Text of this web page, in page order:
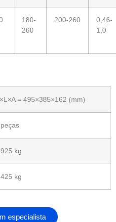
180-
260
200-260
0,46-
1,0
= 495×385×162 (mm)
kg
kg
especialista